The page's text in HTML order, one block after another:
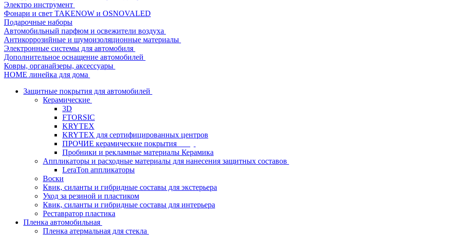
Электро инструмент
Фонари и свет TAKENOW и OSNOVALED
Подарочные наборы
Автомобильный парфюм и освежители воздуха
Антикоррозийные и шумоизоляционные материалы
Электронные системы для автомобиля
Дополнительное оснащение автомобилей
Ковры, органайзеры, аксессуары
HOME линейка для дома
Защитные покрытия для автомобилей
Керамические
3D
FTORSIC
KRYTEX
KRYTEX для сертифицированных центров
ПРОЧИЕ керамические покрытия
Пробники и рекламные материалы Керамика
Аппликаторы и расходные материалы для нанесения защитных составов
LeraTon аппликаторы
Воски
Квик, силанты и гибридные составы для экстерьера
Уход за резиной и пластиком
Квик, силанты и гибридные составы для интерьера
Реставратор пластика
Пленка автомобильная
Пленка атермальная для стекла